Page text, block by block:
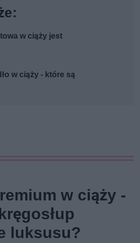
w ciąży jest
w ciąży - które są
w ciąży -
luksusu?